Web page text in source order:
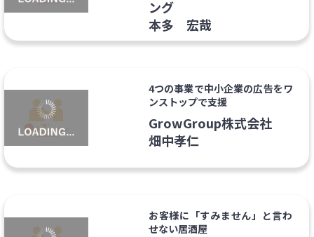
ング
本多 宏哉
4つの事業で中小企業の広告をワ
ンストップで支援
GrowGroup株式会社
畑中孝仁
お客様に「すみません」と言わ
せない居酒屋